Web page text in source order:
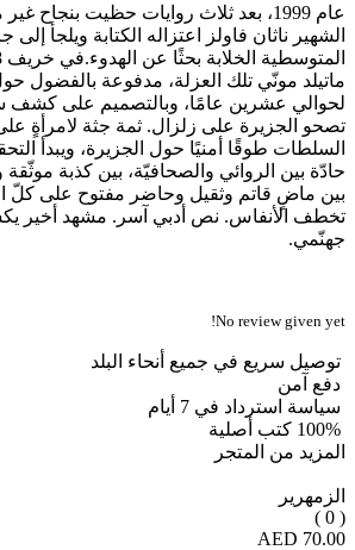
عام 1999، بعد ثلاث روايات حظيت بنجاح
الشهير ناثان فاولز اعتزاله الكتابة ويلجأ
ماتيلد مونّي تلك العزلة، مدفوعة بالفضول
لحوالي عشرين عامًا، وبالتصميم على كشف
تصحو الجزيرة على زلزال. ثمة جثة لامرأةٍ
السلطات طوقًا أمنيًا حول الجزيرة، ويبدأ
حادّة بين الروائي والصحافيّة، بين كذبة موثّقة
بين ماضٍ قاتم وثقيل وحاضر مفتوح على كلّ
تخطف الأنفاس. نص أدبي آسر. مشهد أخير
جهنّمي.
No review given yet!
توصيل سريع في جميع أنحاء البلد
دفع آمن
سياسة استرداد في 7 أيام
100% كتب أصلية
المزيد من المتجر
الزمهرير
( 0 )
70.00 AED